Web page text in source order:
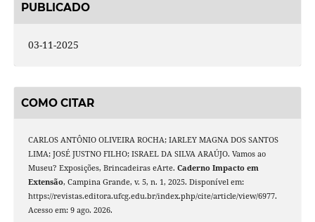
PUBLICADO
03-11-2025
COMO CITAR
CARLOS ANTÔNIO OLIVEIRA ROCHA; IARLEY MAGNA DOS SANTOS
LIMA; JOSÉ JUSTNO FILHO; ISRAEL DA SILVA ARAÚJO. Vamos ao
Museu? Exposições, Brincadeiras eArte. Caderno Impacto em
Extensão, Campina Grande, v. 5, n. 1, 2025. Disponível em:
https://revistas.editora.ufcg.edu.br/index.php/cite/article/view/6977.
Acesso em: 9 ago. 2026.